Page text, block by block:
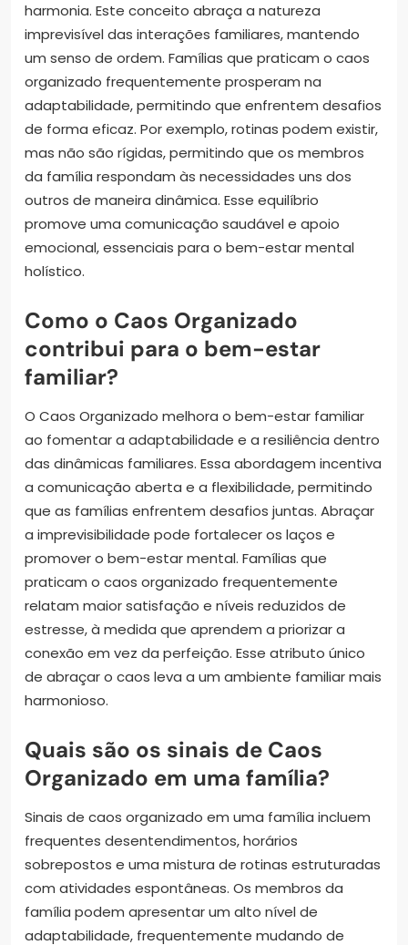
harmonia. Este conceito abraça a natureza
imprevisível das interações familiares, mantendo
um senso de ordem. Famílias que praticam o caos
organizado frequentemente prosperam na
adaptabilidade, permitindo que enfrentem desafios
de forma eficaz. Por exemplo, rotinas podem existir,
mas não são rígidas, permitindo que os membros
da família respondam às necessidades uns dos
outros de maneira dinâmica. Esse equilíbrio
promove uma comunicação saudável e apoio
emocional, essenciais para o bem-estar mental
holístico.
Como o Caos Organizado
contribui para o bem-estar
familiar?
O Caos Organizado melhora o bem-estar familiar
ao fomentar a adaptabilidade e a resiliência dentro
das dinâmicas familiares. Essa abordagem incentiva
a comunicação aberta e a flexibilidade, permitindo
que as famílias enfrentem desafios juntas. Abraçar
a imprevisibilidade pode fortalecer os laços e
promover o bem-estar mental. Famílias que
praticam o caos organizado frequentemente
relatam maior satisfação e níveis reduzidos de
estresse, à medida que aprendem a priorizar a
conexão em vez da perfeição. Esse atributo único
de abraçar o caos leva a um ambiente familiar mais
harmonioso.
Quais são os sinais de Caos
Organizado em uma família?
Sinais de caos organizado em uma família incluem
frequentes desentendimentos, horários
sobrepostos e uma mistura de rotinas estruturadas
com atividades espontâneas. Os membros da
família podem apresentar um alto nível de
adaptabilidade, frequentemente mudando de